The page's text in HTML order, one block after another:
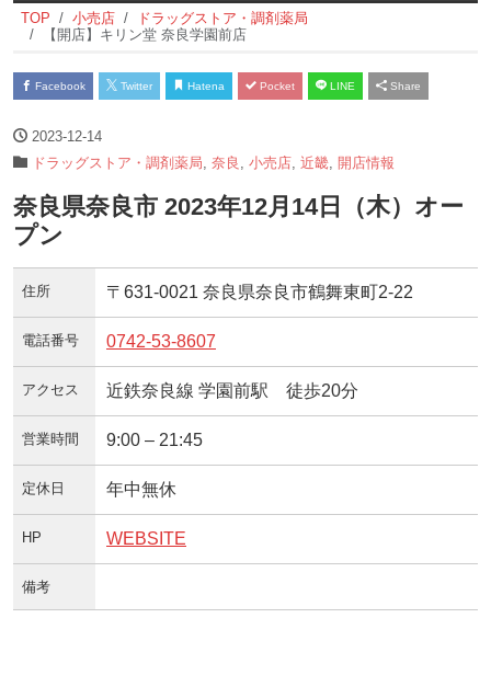
TOP 小売店
ドラッグストア・調剤薬局
【開店】キリン堂 奈良学園前店
Facebook Twitter Hatena Pocket LINE Share
2023-12-14
ドラッグストア・調剤薬局 奈良 小売店 近畿 開店情報
奈良県奈良市 2023年12月14日（木）オー
プン
住所 〒631-0021 奈良県奈良市鶴舞東町2-22
電話番号 0742-53-8607
アクセス 近鉄奈良線 学園前駅 徒歩20分
営業時間 9:00 – 21:45
定休日 年中無休
HP WEBSITE
備考